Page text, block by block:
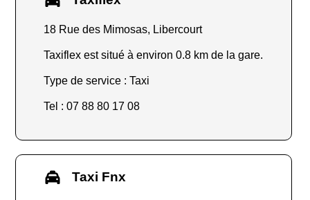
18 Rue des Mimosas, Libercourt
Taxiflex est situé à environ 0.8 km de la gare.
Type de service : Taxi
Tel : 07 88 80 17 08
Taxi Fnx